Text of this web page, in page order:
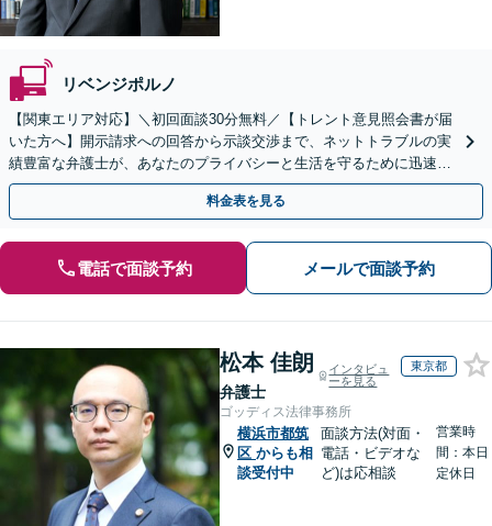
リベンジポルノ
【関東エリア対応】＼初回面談30分無料／【トレント意見照会書が届
いた方へ】開示請求への回答から示談交渉まで、ネットトラブルの実
績豊富な弁護士が、あなたのプライバシーと生活を守るために迅速に
対応します【セミナー実績多数】【休日・夜間相談OK】
料金表を見る
電話で面談予約 メールで面談予約
松本 佳朗
弁護士
インタビュ
ーを見る
東京都
ゴッディス法律事務所
横浜市都筑
区 からも相
談受付中
面談方法(対面・
電話・ビデオな
ど)は応相談
営業時
間：本日
定休日